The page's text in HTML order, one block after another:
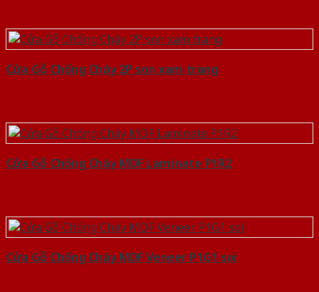
Cửa Gỗ Chống Cháy 2P son xam trang
Cửa Gỗ Chống Cháy MDF Laminate P1R2
Cửa Gỗ Chống Cháy MDF Veneer P1G1 soi